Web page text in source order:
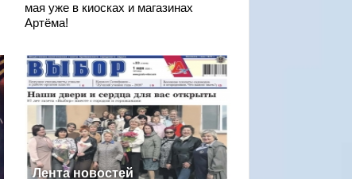
мая уже в киосках и магазинах
Артёма!
Лента новостей